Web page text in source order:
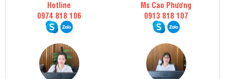
Hotline
0974 818 106
Ms Cao Phương
0913 818 107